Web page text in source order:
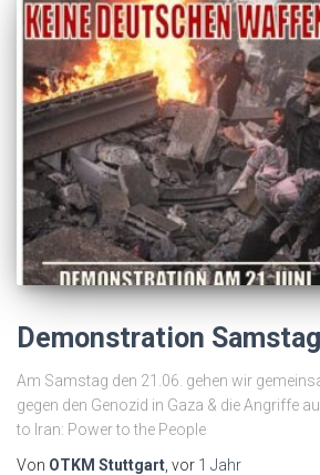
Demonstration
Am Samstag den 21.06. gehen wir
gegen den Genozid in Gaza & die Angriffe
to Iran: Power to the People
Von OTKM Stuttgart , vor 1 Jahr